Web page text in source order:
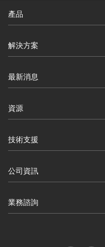
產品
解決方案
最新消息
資源
技術支援
公司資訊
業務諮詢